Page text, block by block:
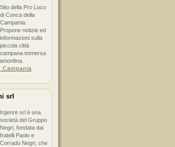
Sito della Pro Loco
di Conca della
Campania.
Propone notizie ed
informazioni sulla
piccola città
campana immersa
Campania
srl
Irgenre srl è una
società del Gruppo
Negri, fondata dai
fratelli Paolo e
Corrado Negri, che